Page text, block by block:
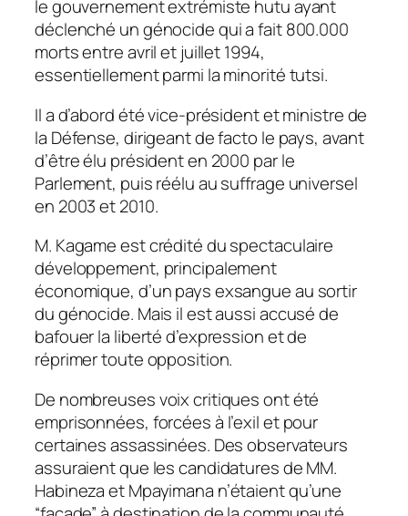
le gouvernement extrémiste hutu ayant
déclenché un génocide qui a fait 800.000
morts entre avril et juillet 1994,
essentiellement parmi la minorité tutsi.
Il a d’abord été vice-président et ministre de
la Défense, dirigeant de facto le pays, avant
d’être élu président en 2000 par le
Parlement, puis réélu au suffrage universel
en 2003 et 2010.
M. Kagame est crédité du spectaculaire
développement, principalement
économique, d’un pays exsangue au sortir
du génocide. Mais il est aussi accusé de
bafouer la liberté d’expression et de
réprimer toute opposition.
De nombreuses voix critiques ont été
emprisonnées, forcées à l’exil et pour
certaines assassinées. Des observateurs
assuraient que les candidatures de MM.
Habineza et Mpayimana n’étaient qu’une